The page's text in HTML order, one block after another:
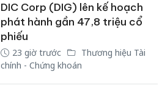
DIC Corp (DIG) lên kế hoạch
phát hành gần 47,8 triệu cổ
phiếu
23 giờ trước
Thương hiệu Tài
chính - Chứng khoán